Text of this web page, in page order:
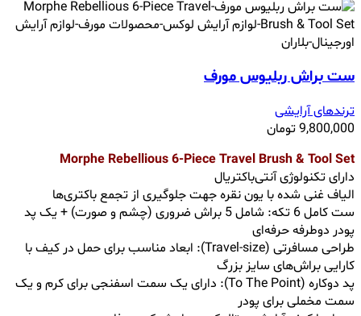
ست براش ربلیوس مورف
ترندهای آرایشی
9,800,000تومان
Morphe Rebellious 6-Piece Travel Brush & Tool Set
دارای تکنولوژی آنتی‌باکتریال
الیاف غنی شده با یون نقره جهت جلوگیری از تجمع باکتری‌ها
ست کامل 6 تکه: شامل 5 براش ضروری (چشم و صورت) + یک پد
پودر دوطرفه حرفه‌ای
طراحی مسافرتی (Travel-size): ابعاد مناسب برای حمل در کیف با
کارایی براش‌های سایز بزرگ
پد دوکاره (To The Point): دارای یک سمت اسفنجی برای کرم و یک
سمت مخملی برای پودر